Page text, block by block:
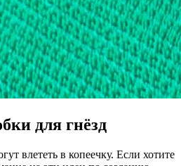
для гнёзд
влететь в копеечку. Если хотите